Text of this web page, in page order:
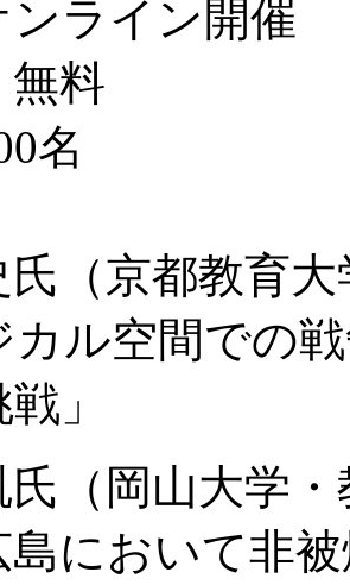
ンライン開催
無料
名
（京都教育
カル空間での
」
（岡山大学
島において非